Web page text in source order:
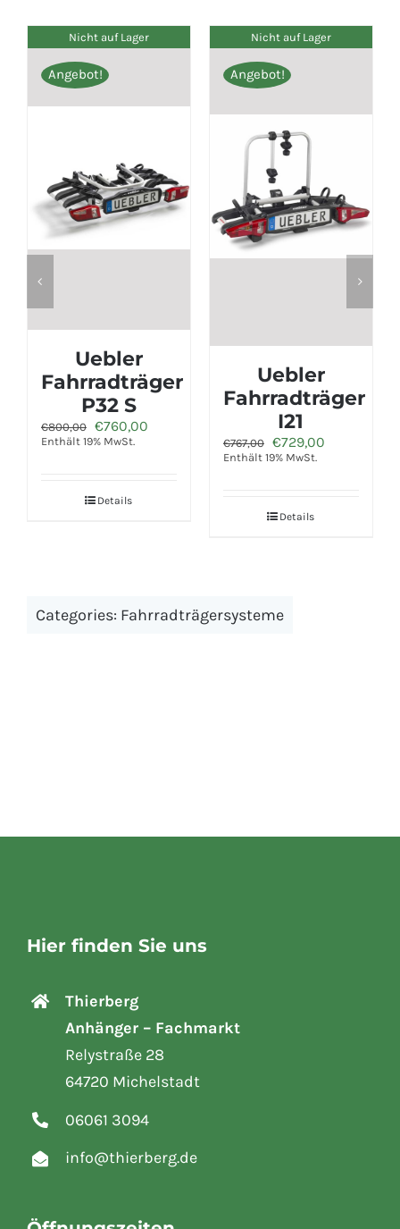
Nicht auf Lager
Angebot!
Uebler
Fahrradträger
I21
€767,00 Ursprünglicher
€767,00
€729,00
Nicht auf Lager
Angebot!
Uebler
Fahrradträger
I31
Ursprünglicher
€917,00
Categories: Fahrradträgersysteme
Hier finden Sie uns
Thierberg
Anhänger – Fachmarkt
Relystraße 28
64720 Michelstadt
06061 3094
info@thierberg.de